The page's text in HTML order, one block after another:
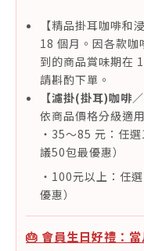
【精品掛耳咖啡和
18 個月。因各款咖
到的商品賞味期在
請斟酌下單。
【濾掛(掛耳)咖啡
依商品價格分級適用
・35～85 元：任
議50包最優惠）
・100元以上：任
優惠）
🎂 會員生日好禮：